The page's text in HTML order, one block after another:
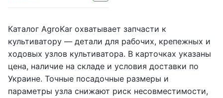
Каталог AgroKar охватывает запчасти к
культиватору — детали для рабочих, крепежных и
ходовых узлов культиватора. В карточках указаны
цена, наличие на складе и условия доставки по
Украине. Точные посадочные размеры и
параметры узла снижают риск несовместимости,